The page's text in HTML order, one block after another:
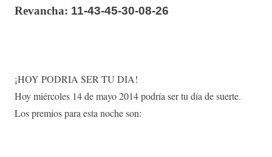
Revancha: 11-43-45-30-08-26
¡HOY PODRIA SER TU DIA!
Hoy miércoles 14 de mayo 2014 podría ser tu día de suerte.
Los premios para esta noche son: